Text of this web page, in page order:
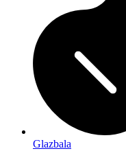
Glazbala